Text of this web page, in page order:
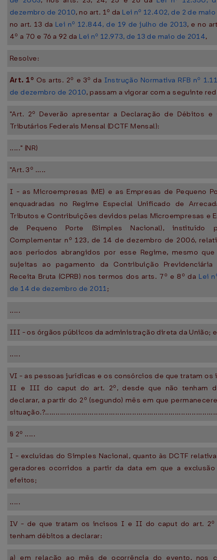
dezembro de 2010, no art. 1º da Lei nº 12.402, de 2 de
no art. 13 da Lei nº 12.844, de 19 de julho de 2013, e no
4º a 70 e 76 a 92 da Lei nº 12.973, de 13 de maio de 2014,
Resolve:
Art. 1º Os arts. 2º e 3º da Instrução Normativa RFB nº
de dezembro de 2010, passam a vigorar com a seguinte
"Art. 2º Deverão apresentar a Declaração de Débitos e
Tributários Federais Mensal (DCTF Mensal):
....." (NR)
"Art. 3º .....
I - as Microempresas (ME) e as Empresas de Pequeno
enquadradas no Regime Especial Unificado de
Tributos e Contribuições devidos pelas Microempresas e
de Pequeno Porte (Simples Nacional), instituído
Complementar nº 123, de 14 de dezembro de 2006,
aos períodos abrangidos por esse Regime, mesmo
sujeitas ao pagamento da Contribuição
Receita Bruta (CPRB) nos termos dos arts. 7º e 8º da Lei
de 14 de dezembro de 2011;
.....
III - os órgãos públicos da administração direta da União; e
.....
VI - as pessoas jurídicas e os consórcios de que tratam os
II e III do caput do art. 2º, desde que não tenham
declarar, a partir do 2º (segundo) mês em que
§ 2º .....
I - excluídas do Simples Nacional, quanto às DCTF
geradores ocorridos a partir da data em que a exclusão
efeitos;
.....
IV - de que tratam os incisos I e II do caput do art. 2º
tenham débitos a declarar:
a) em relação ao mês de ocorrência do evento, nos